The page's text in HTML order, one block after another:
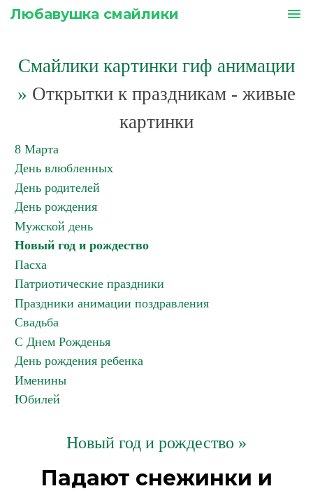
Любавушка смайлики menu
Смайлики картинки гиф анимации
» Открытки к праздникам - живые
картинки
8 Марта
День влюбленных
День родителей
День рождения
Мужской день
Новый год и рождество
Пасха
Патриотические праздники
Праздники анимации поздравления
Свадьба
С Днем Рожденья
День рождения ребенка
Именины
Юбилей
Новый год и рождество »
Падают снежинки и